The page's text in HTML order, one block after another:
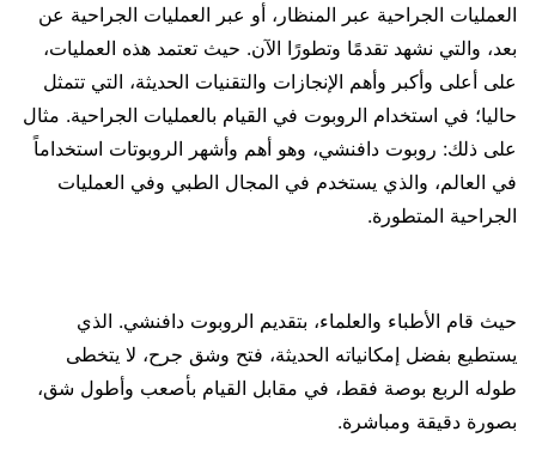
العمليات الجراحية عبر المنظار، أو عبر العمليات الجراحية عن
بعد، والتي نشهد تقدمًا وتطورًا الآن. حيث تعتمد هذه العمليات،
على أعلى وأكبر وأهم الإنجازات والتقنيات الحديثة، التي تتمثل
حاليا؛ في استخدام الروبوت في القيام بالعمليات الجراحية. مثال
على ذلك: روبوت دافنشي، وهو أهم وأشهر الروبوتات استخداماً
في العالم، والذي يستخدم في المجال الطبي وفي العمليات
الجراحية المتطورة.
حيث قام الأطباء والعلماء، بتقديم الروبوت دافنشي. الذي
يستطيع بفضل إمكانياته الحديثة، فتح وشق جرح، لا يتخطى
طوله الربع بوصة فقط، في مقابل القيام بأصعب وأطول شق،
بصورة دقيقة ومباشرة.